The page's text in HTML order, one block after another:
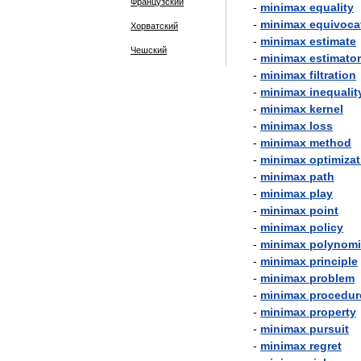
Хорватский
Чешский
- minimax equality
- minimax
- minimax estimate
- minimax estimator
- minimax filtration
- minimax
- minimax kernel
- minimax loss
- minimax method
- minimax
- minimax path
- minimax play
- minimax point
- minimax policy
- minimax
- minimax principle
- minimax problem
- minimax
- minimax property
- minimax pursuit
- minimax regret